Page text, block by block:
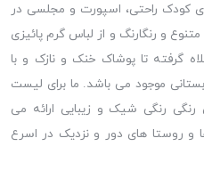
کودک راحتی، اسپورت و مجلسی در
و رنگارنگ و از لباس گرم پائیزی
گرفته تا پوشاک خنک و نازک و با
موجود می باشد. ما برای لیست
رنگی رنگی شیک و زیبایی ارائه می
و روستا های دور و نزدیک در اسرع